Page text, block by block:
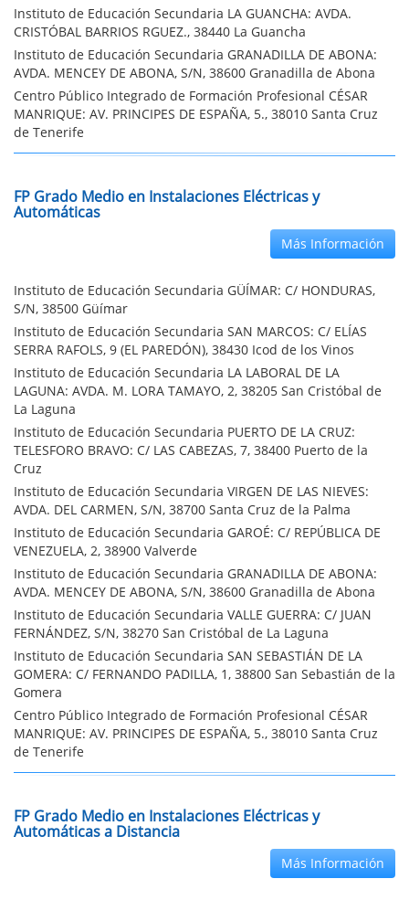
Instituto de Educación Secundaria LA GUANCHA: AVDA.
CRISTÓBAL BARRIOS RGUEZ., 38440 La Guancha
Instituto de Educación Secundaria GRANADILLA DE ABONA:
AVDA. MENCEY DE ABONA, S/N, 38600 Granadilla de Abona
Centro Público Integrado de Formación Profesional CÉSAR
MANRIQUE: AV. PRINCIPES DE ESPAÑA, 5., 38010 Santa Cruz
de Tenerife
FP Grado Medio en Instalaciones Eléctricas y
Automáticas
Más Información
Instituto de Educación Secundaria GÜÍMAR: C/ HONDURAS,
S/N, 38500 Güímar
Instituto de Educación Secundaria SAN MARCOS: C/ ELÍAS
SERRA RAFOLS, 9 (EL PAREDÓN), 38430 Icod de los Vinos
Instituto de Educación Secundaria LA LABORAL DE LA
LAGUNA: AVDA. M. LORA TAMAYO, 2, 38205 San Cristóbal de
La Laguna
Instituto de Educación Secundaria PUERTO DE LA CRUZ:
TELESFORO BRAVO: C/ LAS CABEZAS, 7, 38400 Puerto de la
Cruz
Instituto de Educación Secundaria VIRGEN DE LAS NIEVES:
AVDA. DEL CARMEN, S/N, 38700 Santa Cruz de la Palma
Instituto de Educación Secundaria GAROÉ: C/ REPÚBLICA DE
VENEZUELA, 2, 38900 Valverde
Instituto de Educación Secundaria GRANADILLA DE ABONA:
AVDA. MENCEY DE ABONA, S/N, 38600 Granadilla de Abona
Instituto de Educación Secundaria VALLE GUERRA: C/ JUAN
FERNÁNDEZ, S/N, 38270 San Cristóbal de La Laguna
Instituto de Educación Secundaria SAN SEBASTIÁN DE LA
GOMERA: C/ FERNANDO PADILLA, 1, 38800 San Sebastián de la
Gomera
Centro Público Integrado de Formación Profesional CÉSAR
MANRIQUE: AV. PRINCIPES DE ESPAÑA, 5., 38010 Santa Cruz
de Tenerife
FP Grado Medio en Instalaciones Eléctricas y
Automáticas a Distancia
Más Información